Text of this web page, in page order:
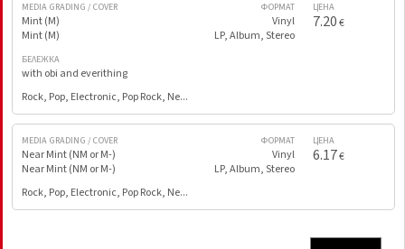
MEDIA GRADING / COVER
Mint (M)
Mint (M)
ФОРМАТ
Vinyl
LP, Album, Stereo
ЦЕНА
7.20€
БЕЛЕЖКА
with obi and everithing
Rock, Pop, Electronic, Pop Rock, Ne...
MEDIA GRADING / COVER
Near Mint (NM or M-)
Near Mint (NM or M-)
ФОРМАТ
Vinyl
LP, Album, Stereo
ЦЕНА
6.17€
Rock, Pop, Electronic, Pop Rock, Ne...